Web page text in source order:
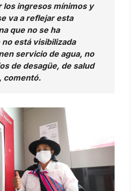
los ingresos mínimos y
va a reflejar esta
que no se ha
está visibilizada
servicio de agua, no
de desagüe, de salud
comentó.